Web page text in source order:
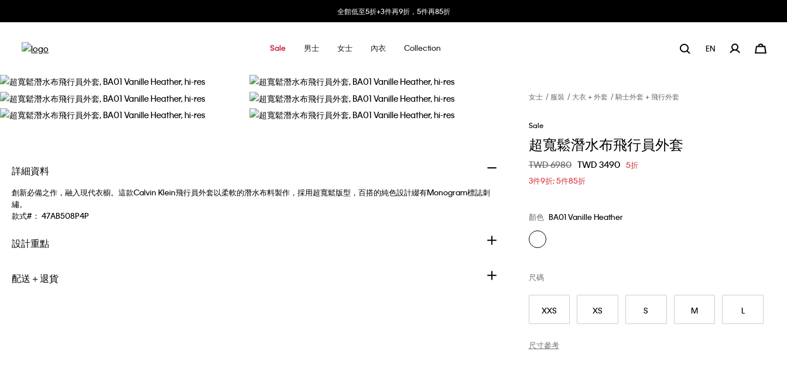
全館低至5折+3件再9折，5件再85折
Sale 男士 女士 內衣 Collection EN
詳細資料
創新必備之作，融入現代衣櫥。這款Calvin Klein飛行員外套以柔軟的潛水布料製作，採用超寬鬆版型，百搭的純色設計綴有Monogram標誌刺
繡。
款式#： 47AB508P4P
設計重點
配送＋退貨
女士 服裝 大衣 + 外套 騎士外套 + 飛行外套
Sale
超寬鬆潛水布飛行員外套
價格扣減從
TWD 6980至TWD 3490 5折
3件9折; 5件85折
顏色 BA01 Vanille Heather
XXS XS S M L
尺碼
尺寸參考